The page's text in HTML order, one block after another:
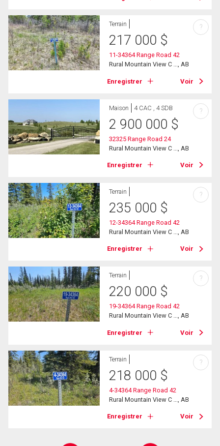
Terrain
217 000 $
11-34364 Range Road 42
Rural Mountain View C ..., AB
Enregistrer Voir
?
Maison 4 CAC , 4 SDB
2 900 000 $
32325 Range Road 24
Rural Mountain View C ..., AB
Enregistrer Voir
?
Terrain
235 000 $
12-34364 Range Road 42
Rural Mountain View C ..., AB
Enregistrer Voir
?
Terrain
220 000 $
19-34364 Range Road 42
Rural Mountain View C ..., AB
Enregistrer Voir
?
Terrain
218 000 $
4-34364 Range Road 42
Rural Mountain View C ..., AB
Enregistrer Voir
?